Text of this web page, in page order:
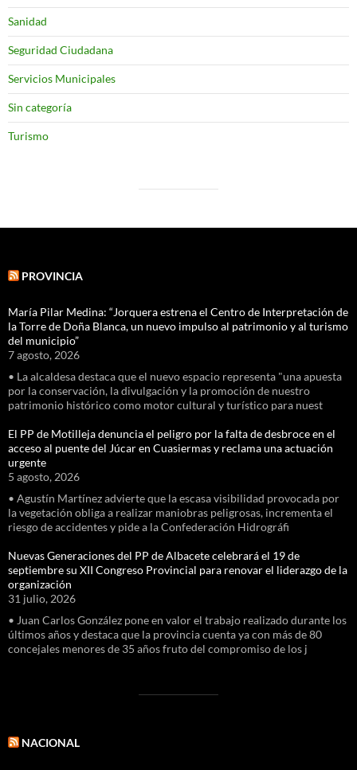
Sanidad
Seguridad Ciudadana
Servicios Municipales
Sin categoría
Turismo
PROVINCIA
María Pilar Medina: “Jorquera estrena el Centro de Interpretación de
la Torre de Doña Blanca, un nuevo impulso al patrimonio y al turismo
del municipio”
7 agosto, 2026
• La alcaldesa destaca que el nuevo espacio representa "una apuesta
por la conservación, la divulgación y la promoción de nuestro
patrimonio histórico como motor cultural y turístico para nuest
El PP de Motilleja denuncia el peligro por la falta de desbroce en el
acceso al puente del Júcar en Cuasiermas y reclama una actuación
urgente
5 agosto, 2026
• Agustín Martínez advierte que la escasa visibilidad provocada por
la vegetación obliga a realizar maniobras peligrosas, incrementa el
riesgo de accidentes y pide a la Confederación Hidrográfi
Nuevas Generaciones del PP de Albacete celebrará el 19 de
septiembre su XII Congreso Provincial para renovar el liderazgo de la
organización
31 julio, 2026
• Juan Carlos González pone en valor el trabajo realizado durante los
últimos años y destaca que la provincia cuenta ya con más de 80
concejales menores de 35 años fruto del compromiso de los j
NACIONAL